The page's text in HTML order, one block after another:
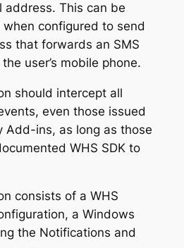
address. This can be
configured to send
that forwards an SMS
user’s mobile phone.
should intercept all
even those issued
Add-ins, as long as those
WHS SDK to
consists of a WHS
a Windows
the Notifications and